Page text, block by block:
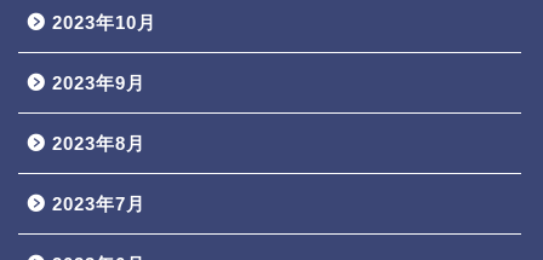
2023年10月
2023年9月
2023年8月
2023年7月